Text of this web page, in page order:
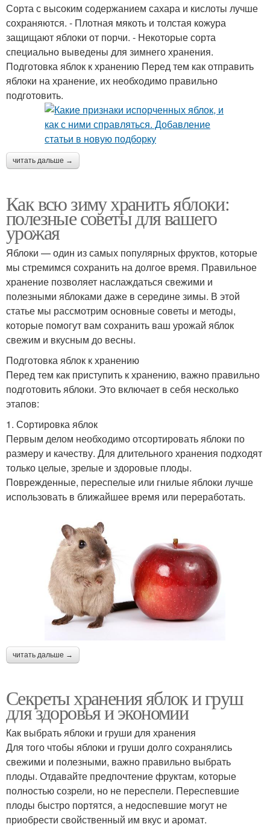
Сорта с высоким содержанием сахара и кислоты лучше
сохраняются. - Плотная мякоть и толстая кожура
защищают яблоки от порчи. - Некоторые сорта
специально выведены для зимнего хранения.
Подготовка яблок к хранению Перед тем как отправить
яблоки на хранение, их необходимо правильно
подготовить.
читать дальше →
Как всю зиму хранить яблоки:
полезные советы для вашего
урожая
Яблоки — один из самых популярных фруктов, которые
мы стремимся сохранить на долгое время. Правильное
хранение позволяет наслаждаться свежими и
полезными яблоками даже в середине зимы. В этой
статье мы рассмотрим основные советы и методы,
которые помогут вам сохранить ваш урожай яблок
свежим и вкусным до весны.
Подготовка яблок к хранению
Перед тем как приступить к хранению, важно правильно
подготовить яблоки. Это включает в себя несколько
этапов:
1. Сортировка яблок
Первым делом необходимо отсортировать яблоки по
размеру и качеству. Для длительного хранения подходят
только целые, зрелые и здоровые плоды.
Поврежденные, переспелые или гнилые яблоки лучше
использовать в ближайшее время или переработать.
читать дальше →
Секреты хранения яблок и груш
для здоровья и экономии
Как выбрать яблоки и груши для хранения
Для того чтобы яблоки и груши долго сохранялись
свежими и полезными, важно правильно выбрать
плоды. Отдавайте предпочтение фруктам, которые
полностью созрели, но не переспели. Переспевшие
плоды быстро портятся, а недоспевшие могут не
приобрести свойственный им вкус и аромат.